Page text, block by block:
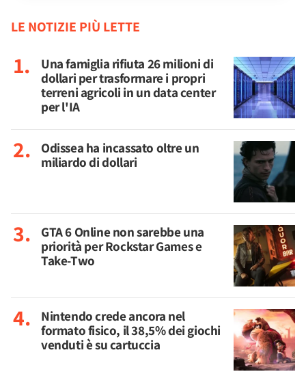
LE NOTIZIE PIÙ LETTE
Una famiglia rifiuta 26 milioni di
dollari per trasformare i propri
terreni agricoli in un data center
per l'IA
Odissea ha incassato oltre un
miliardo di dollari
GTA 6 Online non sarebbe una
priorità per Rockstar Games e
Take-Two
Nintendo crede ancora nel
formato fisico, il 38,5% dei giochi
venduti è su cartuccia